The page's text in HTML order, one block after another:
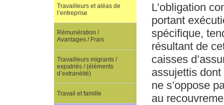
L’obligation
portant
spécifique,
résultant de
caisses
assujettis
ne s’oppose
au
Travailleurs et aléas de
l’entreprise
Rémunération /
Avantages / Frais
Travailleurs migrants /
expatriés / (éléments
d’extranéité)
Travail et famille